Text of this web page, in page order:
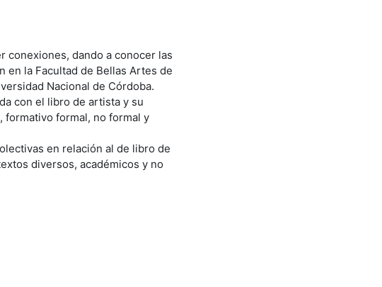
conexiones, dando a conocer las
en la Facultad de Bellas Artes de
Nacional de Córdoba.
con el libro de artista y su
formal, no formal y
en relación al de libro de
diversos, académicos y no